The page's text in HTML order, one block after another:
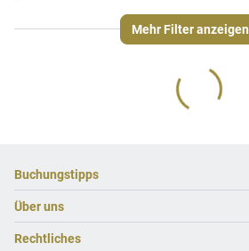
Mehr Filter anzeigen
Footer navigation
Buchungstipps
Warum im Reisebüro buchen
Hoteltipps
Über uns
Kontakt
Rechtliches